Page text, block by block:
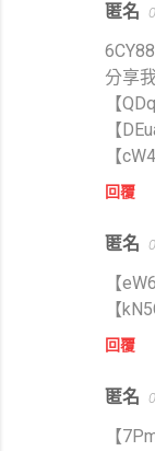
匿名
分享
【
【
【
回覆
匿名
【
【
回覆
匿名
【